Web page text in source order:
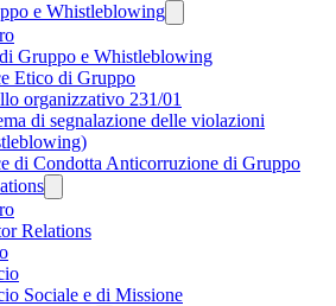
e Whistleblowing
Gruppo e Whistleblowing
Etico di Gruppo
organizzativo 231/01
di segnalazione delle violazioni
di Condotta Anticorruzione di Gruppo
Relations
Sociale e di Missione